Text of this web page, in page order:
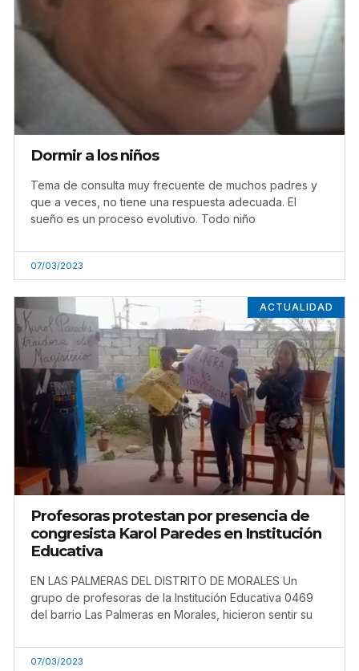
Dormir a los niños
Tema de consulta muy frecuente de muchos padres y
que a veces, no tiene una respuesta adecuada. El
sueño es un proceso evolutivo. Todo niño
07/03/2023
ACTUALIDAD
Profesoras protestan por presencia de
congresista Karol Paredes en Institución
Educativa
EN LAS PALMERAS DEL DISTRITO DE MORALES Un
grupo de profesoras de la Institución Educativa 0469
del barrio Las Palmeras en Morales, hicieron sentir su
07/03/2023